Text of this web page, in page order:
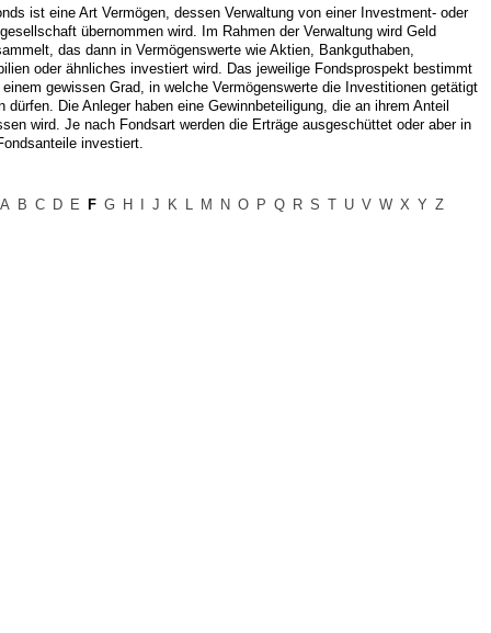
ist eine Art Vermögen, dessen Verwaltung von einer Investment- oder
übernommen wird. Im Rahmen der Verwaltung wird Geld
das dann in Vermögenswerte wie Aktien, Bankguthaben,
oder ähnliches investiert wird. Das jeweilige Fondsprospekt bestimmt
gewissen Grad, in welche Vermögenswerte die Investitionen getätigt
dürfen. Die Anleger haben eine Gewinnbeteiligung, die an ihrem Anteil
wird. Je nach Fondsart werden die Erträge ausgeschüttet oder aber in
investiert.
A B C D E F G H J K M N O P Q R S T U V W X Y Z